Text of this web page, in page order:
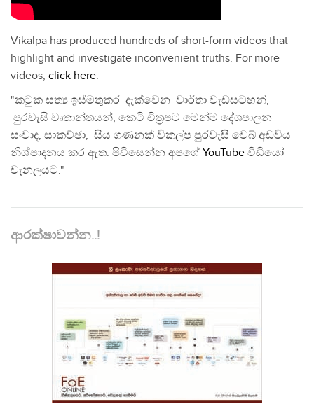
Vikalpa has produced hundreds of short-form videos that
highlight and investigate inconvenient truths. For more
videos, click here.
"කටුක සත්‍ය ඉස්මතුකර දැක්වෙන වාර්තා වැඩසටහන්,
පුරවැසි වෘතාන්තයන්, කෙටි චිත්‍රපට මෙන්ම දේශපාලන
සංවාද, සාකච්ඡා, සිය ගණනක් විකල්ප පුරවැසි වෙබ් අඩවිය
නිශ්පාදනය කර ඇත. පිවිසෙන්න අපගේ YouTube වීඩියෝ
චැනලයට."
ආරක්ෂාවන්න..!